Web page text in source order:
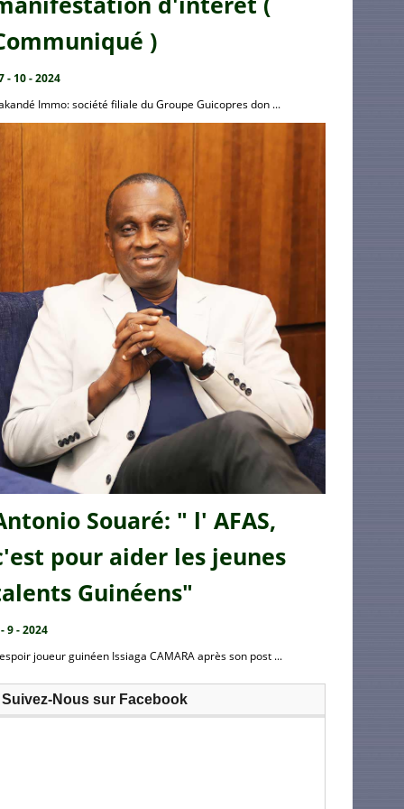
)
- 10 - 2024
Immo: société filiale du Groupe Guicopres don ...
Souaré: " l' AFAS,
pour aider les jeunes
Guinéens"
9 - 2024
joueur guinéen Issiaga CAMARA après son post ...
Suivez-Nous sur Facebook